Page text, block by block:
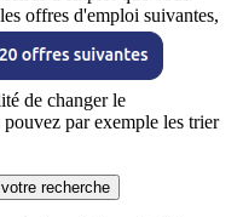
offres d'emploi suivantes,
de changer le
par exemple les trier
recherche